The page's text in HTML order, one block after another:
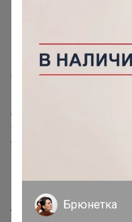
Можно записаться в
возит курьер. Либо
или Телевизорный по
Если вы не забираете
сможете забрать, я
по умолчанию.
Для передачи заказов
общий вес ОДНОГО
упаковки
Габариты заказа
карточке товара в
Если размер или вес
то меняю вам ЦР на
Брюнетка